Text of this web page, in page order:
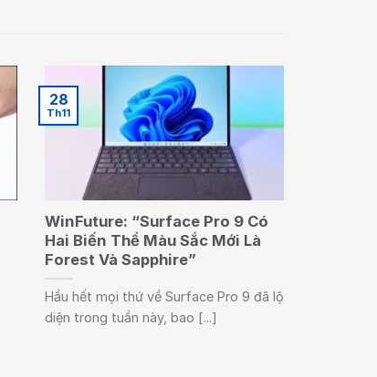
WinFuture: “Surface Pro 9 Có
Hai Biến Thể Màu Sắc Mới Là
Forest Và Sapphire”
Hầu hết mọi thứ về Surface Pro 9 đã lộ
diện trong tuần này, bao [...]
28
Th11